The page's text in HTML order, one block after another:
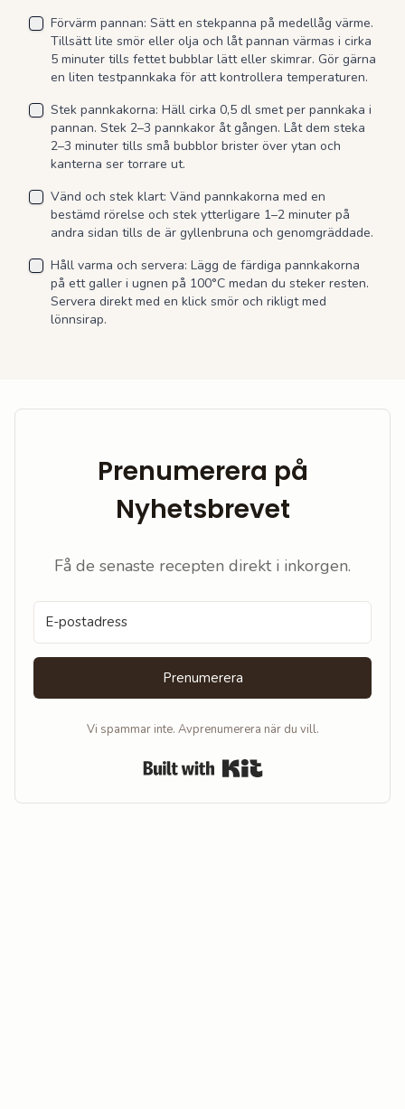
Förvärm pannan: Sätt en stekpanna på medellåg värme.
Tillsätt lite smör eller olja och låt pannan värmas i cirka
5 minuter tills fettet bubblar lätt eller skimrar. Gör gärna
en liten testpannkaka för att kontrollera temperaturen.
Stek pannkakorna: Häll cirka 0,5 dl smet per pannkaka i
pannan. Stek 2–3 pannkakor åt gången. Låt dem steka
2–3 minuter tills små bubblor brister över ytan och
kanterna ser torrare ut.
Vänd och stek klart: Vänd pannkakorna med en
bestämd rörelse och stek ytterligare 1–2 minuter på
andra sidan tills de är gyllenbruna och genomgräddade.
Håll varma och servera: Lägg de färdiga pannkakorna
på ett galler i ugnen på 100°C medan du steker resten.
Servera direkt med en klick smör och rikligt med
lönnsirap.
Prenumerera på
Nyhetsbrevet
Få de senaste recepten direkt i inkorgen.
Prenumerera
Vi spammar inte. Avprenumerera när du vill.